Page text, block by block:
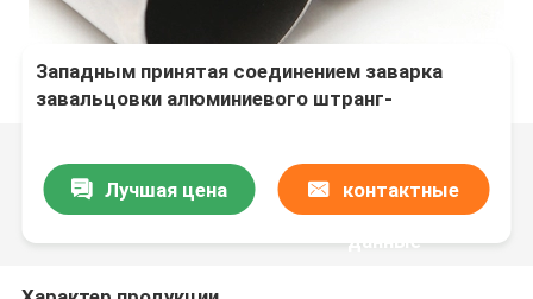
Западным принятая соединением заварка
завальцовки алюминиевого штранг-
Лучшая цена контактные
данные